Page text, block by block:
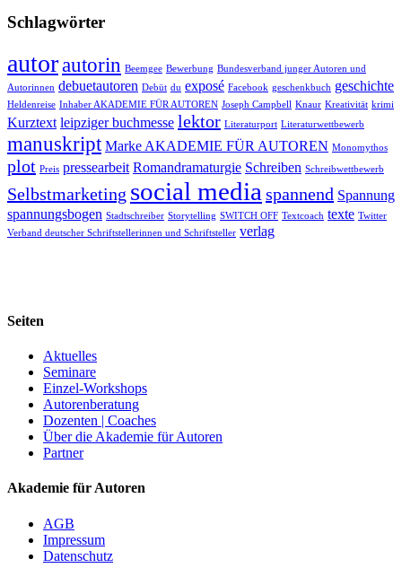
Schlagwörter
autorautorin Beemgee Bewerbung Bundesverband junger Autoren und
Autorinnen debuetautoren Debüt du exposé Facebook geschenkbuch geschichte
Heldenreise Inhaber AKADEMIE FÜR AUTOREN Joseph Campbell Knaur Kreativität krimi
Kurztext leipziger buchmesse lektor Literaturport Literaturwettbewerb
manuskript Marke AKADEMIE FÜR AUTOREN Monomythos
plot Preis pressearbeit Romandramaturgie Schreiben Schreibwettbewerb
Selbstmarketing social media spannend Spannung
spannungsbogen Stadtschreiber Storytelling SWITCH OFF Textcoach texte Twitter
Verband deutscher Schriftstellerinnen und Schriftsteller verlag
Seiten
Aktuelles
Seminare
Einzel-Workshops
Autorenberatung
Dozenten | Coaches
Über die Akademie für Autoren
Partner
Akademie für Autoren
AGB
Impressum
Datenschutz